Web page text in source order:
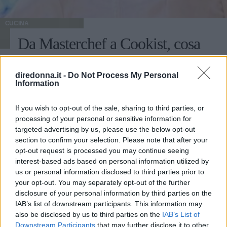
diredonna.it - Do Not Process My Personal
Information
If you wish to opt-out of the sale, sharing to third parties, or
processing of your personal or sensitive information for
targeted advertising by us, please use the below opt-out
section to confirm your selection. Please note that after your
opt-out request is processed you may continue seeing
interest-based ads based on personal information utilized by
us or personal information disclosed to third parties prior to
your opt-out. You may separately opt-out of the further
disclosure of your personal information by third parties on the
IAB’s list of downstream participants. This information may
also be disclosed by us to third parties on the IAB’s List of
Downstream Participants that may further disclose it to other
CUCINA
Da Masterchef a Cookist, cosa
Michele Ghedini è diventato il nuovo volto ufficiale di
ricette impazzano, e sembra non aver perso la sua verve
dopo la sua eliminazione a Masterchef... Anzi, ci stà
veramente stupendo.
ELIANA MAGNOLO